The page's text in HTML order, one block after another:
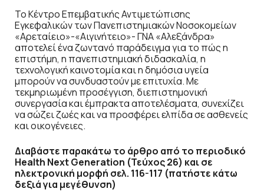
Το Κέντρο Επεμβατικής Αντιμετώπισης
Εγκεφαλικών των Πανεπιστημιακών Νοσοκομείων
«Αρεταίειο»-«Αιγινήτειο»- ΓΝΑ «Αλεξάνδρα»
αποτελεί ένα ζωντανό παράδειγμα για το πώς η
επιστήμη, η πανεπιστημιακή διδασκαλία, η
τεχνολογική καινοτομία και η δημόσια υγεία
μπορούν να συνδυαστούν με επιτυχία. Με
τεκμηριωμένη προσέγγιση, διεπιστημονική
συνεργασία και έμπρακτα αποτελέσματα, συνεχίζει
να σώζει ζωές και να προσφέρει ελπίδα σε ασθενείς
και οικογένειες.
Διαβάστε παρακάτω το άρθρο από το περιοδικό
Health Next Generation (Τεύχος 26) και σε
ηλεκτρονική μορφή σελ. 116-117 (πατήστε κάτω
δεξιά για μεγέθυνση)